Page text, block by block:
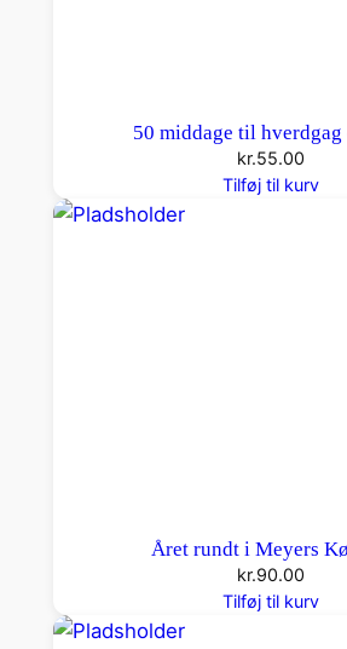
50 middage til hverdgag
kr.55.00
Tilføj til kurv
Året rundt i Meyers
kr.90.00
Tilføj til kurv